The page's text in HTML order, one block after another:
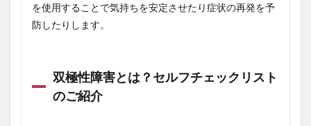
を使用することで気持ちを安定させたり症状の再発を予
防したりします。
双極性障害とは？セルフチェックリスト
のご紹介